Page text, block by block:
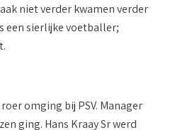
niet verder kwamen verder
een sierlijke voetballer;
omging bij PSV. Manager
ging. Hans Kraay Sr werd